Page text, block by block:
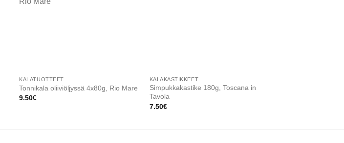
KALATUOTTEET
Tonnikala oliiviöljyssä 4x80g, Rio Mare
9.50€
KALAKASTIKKEET
Simpukkakastike 180g, Toscana in
Tavola
7.50€